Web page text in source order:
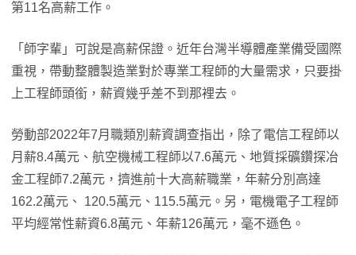
第11名高薪工作。
「師字輩」可說是高薪保證。近年台灣半導體產業備受國際
重視，帶動整體製造業對於專業工程師的大量需求，只要掛
上工程師頭銜，薪資幾乎差不到那裡去。
勞動部2022年7月職類別薪資調查指出，除了電信工程師以
月薪8.4萬元、航空機械工程師以7.6萬元、地質採礦鑽探冶
金工程師7.2萬元，擠進前十大高薪職業，年薪分別高達
162.2萬元、 120.5萬元、115.5萬元。另，電機電子工程師
平均經常性薪資6.8萬元、年薪126萬元，毫不遜色。